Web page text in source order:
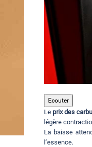
Ecouter
Le prix des
légère
La baisse
l’essence.